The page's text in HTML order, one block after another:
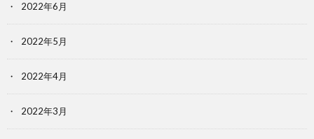
2022年6月
2022年5月
2022年4月
2022年3月